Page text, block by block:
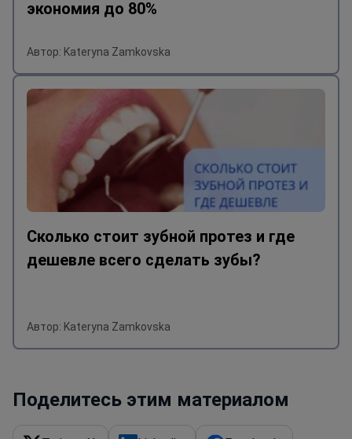
экономия до 80%
Автор: Kateryna Zamkovska
Сколько стоит зубной протез и где
дешевле всего сделать зубы?
Автор: Kateryna Zamkovska
Поделитесь этим материалом